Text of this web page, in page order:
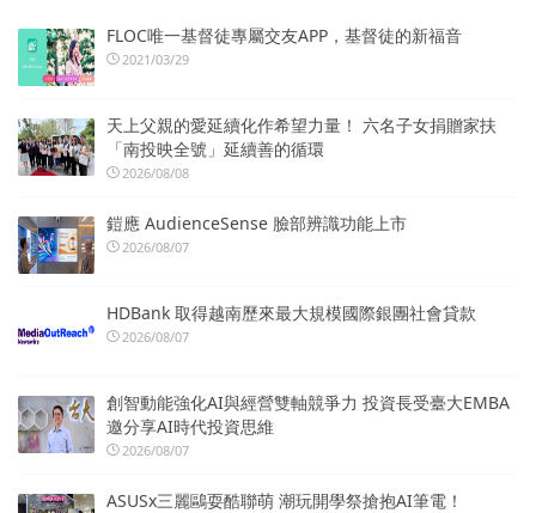
FLOC唯一基督徒專屬交友APP，基督徒的新福音
2021/03/29
天上父親的愛延續化作希望力量！ 六名子女捐贈家扶
「南投映全號」延續善的循環
2026/08/08
鎧應 AudienceSense 臉部辨識功能上市
2026/08/07
HDBank 取得越南歷來最大規模國際銀團社會貸款
2026/08/07
創智動能強化AI與經營雙軸競爭力 投資長受臺大EMBA
邀分享AI時代投資思維
2026/08/07
ASUSx三麗鷗耍酷聯萌 潮玩開學祭搶抱AI筆電！